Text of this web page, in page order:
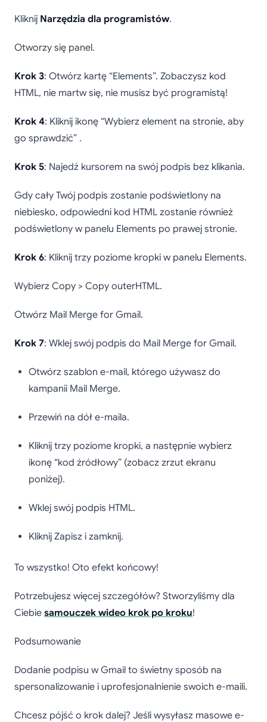
Kliknij Narzędzia dla programistów.
Otworzy się panel.
Krok 3: Otwórz kartę “Elements”. Zobaczysz kod
HTML, nie martw się, nie musisz być programistą!
Krok 4: Kliknij ikonę “Wybierz element na stronie, aby
go sprawdzić” .
Krok 5: Najedź kursorem na swój podpis bez klikania.
Gdy cały Twój podpis zostanie podświetlony na
niebiesko, odpowiedni kod HTML zostanie również
podświetlony w panelu Elements po prawej stronie.
Krok 6: Kliknij trzy poziome kropki w panelu Elements.
Wybierz Copy > Copy outerHTML.
Otwórz Mail Merge for Gmail.
Krok 7: Wklej swój podpis do Mail Merge for Gmail.
Otwórz szablon e-mail, którego używasz do
kampanii Mail Merge.
Przewiń na dół e-maila.
Kliknij trzy poziome kropki, a następnie wybierz
ikonę “kod źródłowy” (zobacz zrzut ekranu
poniżej).
Wklej swój podpis HTML.
Kliknij Zapisz i zamknij.
To wszystko! Oto efekt końcowy!
Potrzebujesz więcej szczegółów? Stworzyliśmy dla
Ciebie samouczek wideo krok po kroku!
Podsumowanie
Dodanie podpisu w Gmail to świetny sposób na
spersonalizowanie i uprofesjonalnienie swoich e-maili.
Chcesz pójść o krok dalej? Jeśli wysyłasz masowe e-